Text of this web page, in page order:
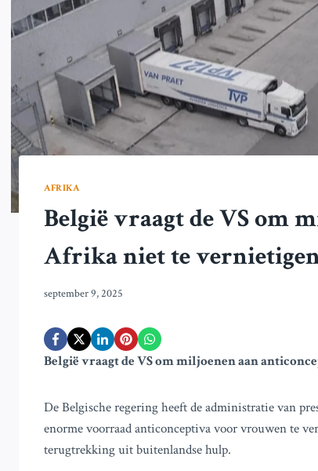
AFRIKA
België vraagt de VS om
Afrika niet te
september 9, 2025
België vraagt de VS om miljoenen aan
De Belgische regering heeft de administratie van
enorme voorraad anticonceptiva voor vrouwen te
terugtrekking uit buitenlandse hulp.